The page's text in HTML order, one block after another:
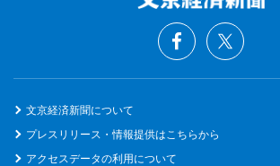
文京経済新聞について
プレスリリース・情報提供はこちらから
アクセスデータの利用について